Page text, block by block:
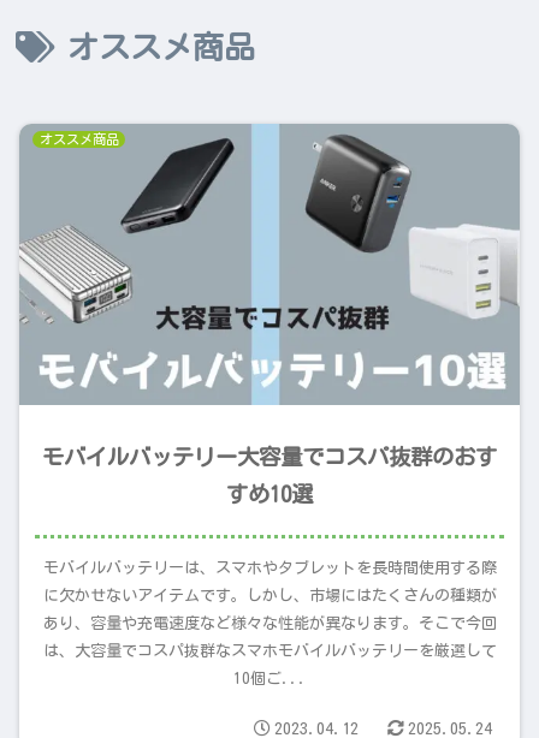
オススメ商品
オススメ商品
モバイルバッテリー大容量でコスパ抜群のおす
すめ10選
モバイルバッテリーは、スマホやタブレットを長時間使用する際
に欠かせないアイテムです。しかし、市場にはたくさんの種類が
あり、容量や充電速度など様々な性能が異なります。そこで今回
は、大容量でコスパ抜群なスマホモバイルバッテリーを厳選して
10個ご...
2023.04.12 2025.05.24